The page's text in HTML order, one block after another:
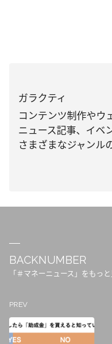
ガラクティ
コンテンツ制作やウ
ニュース記事、 イベ
さまざまなジャンル
BACKNUMBER
「＃マネーニュース」をもっ
PREV